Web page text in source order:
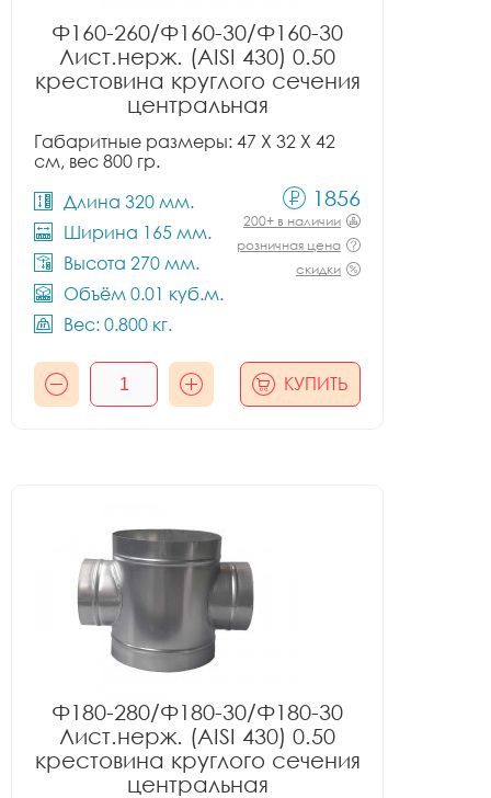
Ф160-260/Ф160-30/Ф160-30
Лист.нерж. (AISI 430) 0.50
крестовина круглого сечения
центральная
Габаритные размеры: 47 X 32 X 42
см, вес 800 гр.
Длина 320 мм.
Ширина 165 мм.
Высота 270 мм.
Объём 0.01 куб.м.
Вес: 0.800 кг.
1856
200+ в наличии
розничная цена
скидки
КУПИТЬ
Ф180-280/Ф180-30/Ф180-30
Лист.нерж. (AISI 430) 0.50
крестовина круглого сечения
центральная